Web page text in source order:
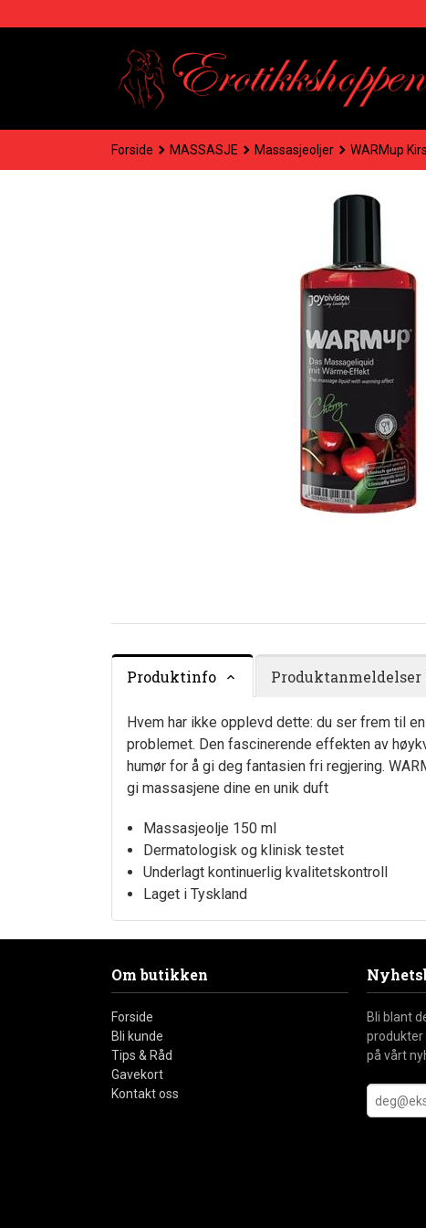
til
Forside MASSASJE Massasjeoljer WARMup
Produktinfo Produktanmeldelser
Hvem har ikke opplevd dette: du ser frem til
problemet. Den fascinerende effekten av
humør for å gi deg fantasien fri regjering.
gi massasjene dine en unik duft
Massasjeolje 150 ml
Dermatologisk og klinisk testet
Underlagt kontinuerlig kvalitetskontroll
Laget i Tyskland
Om butikken
Forside
Bli kunde
Tips & Råd
Gavekort
Kontakt oss
Bli blant
produkter
på vårt